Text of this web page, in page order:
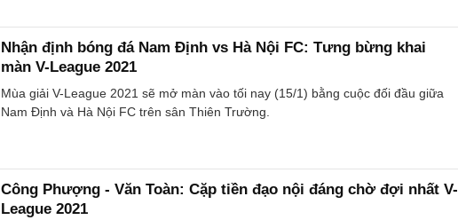
Nhận định bóng đá Nam Định vs Hà Nội FC: Tưng bừng khai
màn V-League 2021
Mùa giải V-League 2021 sẽ mở màn vào tối nay (15/1) bằng cuộc đối đầu giữa
Nam Định và Hà Nội FC trên sân Thiên Trường.
Công Phượng - Văn Toàn: Cặp tiền đạo nội đáng chờ đợi nhất V-
League 2021